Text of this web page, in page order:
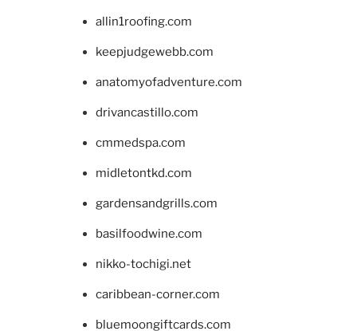
allin1roofing.com
keepjudgewebb.com
anatomyofadventure.com
drivancastillo.com
cmmedspa.com
midletontkd.com
gardensandgrills.com
basilfoodwine.com
nikko-tochigi.net
caribbean-corner.com
bluemoongiftcards.com